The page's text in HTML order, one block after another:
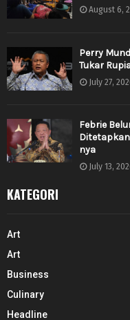
August 6,
Perry
Tukar
July 27,
Febrie
Ditetapkan
nya
July 13,
KATEGORI
Art
Art
Business
Culinary
Headline